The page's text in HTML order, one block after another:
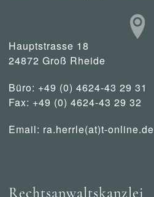
Hauptstrasse 18
24872 Groß Rheide
Büro: +49 (0) 4624-43 29 31
Fax: +49 (0) 4624-43 29 32
Email: ra.herrle(at)t-online.de
Rechtsanwaltskanzlei